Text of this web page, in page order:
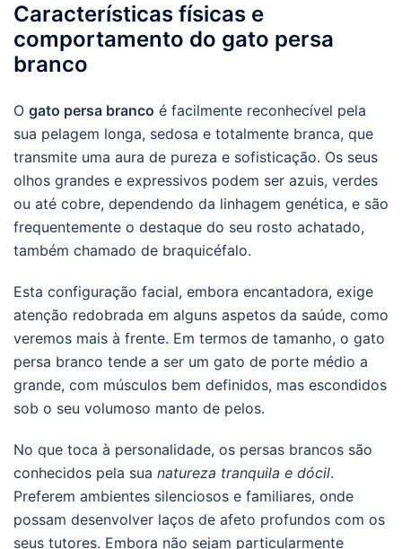
Características físicas e
comportamento do gato persa
branco
O gato persa branco é facilmente reconhecível pela
sua pelagem longa, sedosa e totalmente branca, que
transmite uma aura de pureza e sofisticação. Os seus
olhos grandes e expressivos podem ser azuis, verdes
ou até cobre, dependendo da linhagem genética, e são
frequentemente o destaque do seu rosto achatado,
também chamado de braquicéfalo.
Esta configuração facial, embora encantadora, exige
atenção redobrada em alguns aspetos da saúde, como
veremos mais à frente. Em termos de tamanho, o gato
persa branco tende a ser um gato de porte médio a
grande, com músculos bem definidos, mas escondidos
sob o seu volumoso manto de pelos.
No que toca à personalidade, os persas brancos são
conhecidos pela sua natureza tranquila e dócil.
Preferem ambientes silenciosos e familiares, onde
possam desenvolver laços de afeto profundos com os
seus tutores. Embora não sejam particularmente